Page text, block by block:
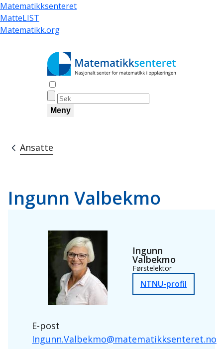
Hopp
til
hovedinnhold
Matematikksenteret
MatteLIST
Matematikk.org
Meny
Navigasjonssti
Ansatte
Ingunn Valbekmo
Ingunn
Valbekmo
Førstelektor
NTNU-profil
E-post
Ingunn.Valbekmo@matematikksenteret.no